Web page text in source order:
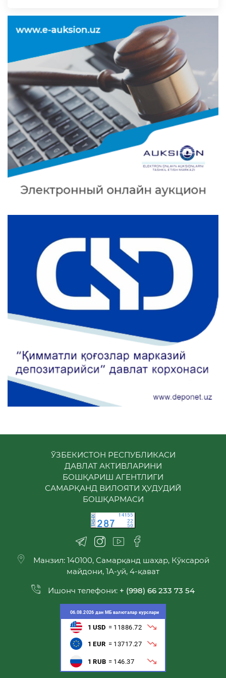
ЎЗБЕКИСТОН РЕСПУБЛИКАСИ
ДАВЛАТ АКТИВЛАРИНИ
БОШҚАРИШ АГЕНТЛИГИ
САМАРҚАНД ВИЛОЯТИ ҲУДУДИЙ
БОШҚАРМАСИ
Манзил: 140100, Самарқанд шаҳар, Кўксарой
майдони, 1А-уй, 4-қават
Ишонч телефони: + (998) 66 233 73 54